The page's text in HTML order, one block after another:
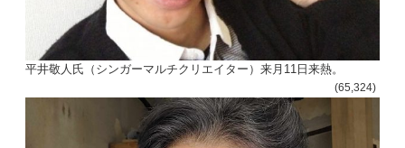
平井敬人氏（シンガーマルチクリエイター）来月11日来熱。
(65,324)